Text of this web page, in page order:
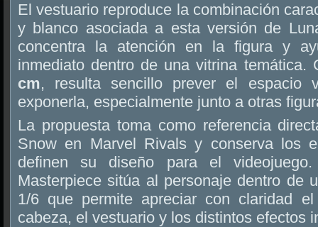
El vestuario reproduce la combinación
y blanco asociada a esta versión de
concentra la atención en la figura y
inmediato dentro de una vitrina
cm, resulta sencillo prever el espacio
exponerla, especialmente junto a otras
La propuesta toma como referencia
Snow en Marvel Rivals y conserva los
definen su diseño para el
Masterpiece sitúa al personaje dentro de
1/6 que permite apreciar con claridad
cabeza, el vestuario y los distintos efectos